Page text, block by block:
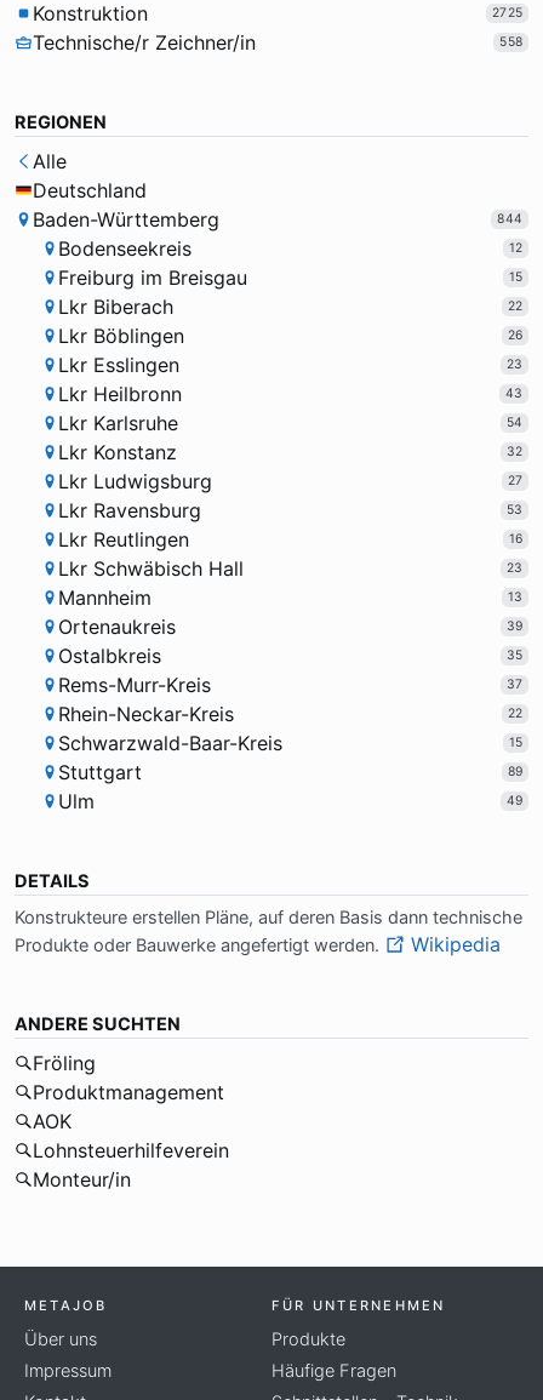
Konstruktion 2725
Technische/r Zeichner/in 558
REGIONEN
Alle
Deutschland
Baden-Württemberg
844
Bodenseekreis 12
Freiburg im Breisgau 15
Lkr Biberach 22
Lkr Böblingen 26
Lkr Esslingen 23
Lkr Heilbronn 43
Lkr Karlsruhe 54
Lkr Konstanz 32
Lkr Ludwigsburg 27
Lkr Ravensburg 53
Lkr Reutlingen 16
Lkr Schwäbisch Hall 23
Mannheim 13
Ortenaukreis 39
Ostalbkreis 35
Rems-Murr-Kreis 37
Rhein-Neckar-Kreis 22
Schwarzwald-Baar-Kreis 15
Stuttgart 89
Ulm 49
DETAILS
Kon­struk­teu­re er­stel­len Plä­ne, auf de­ren Ba­sis dann tech­ni­sche
Pro­duk­te oder Bau­wer­ke an­ge­fer­tigt wer­den.
Wikipedia
ANDERE SUCHTEN
Fröling
Produktmanagement
AOK
Lohnsteuerhilfeverein
Monteur/in
METAJOB
Über uns
Impressum
FÜR UNTERNEHMEN
Produkte
Häufige Fragen